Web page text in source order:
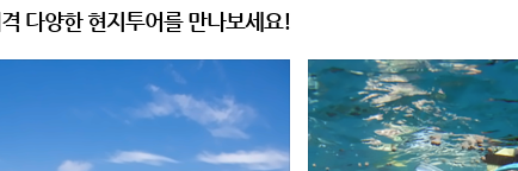
다양한 현지투어를 만나보세요!